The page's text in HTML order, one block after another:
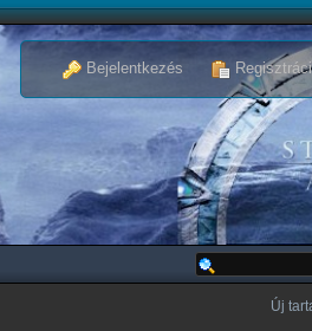
Bejelentkezés
Új